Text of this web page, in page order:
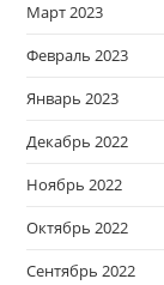
Март 2023
Февраль 2023
Январь 2023
Декабрь 2022
Ноябрь 2022
Октябрь 2022
Сентябрь 2022